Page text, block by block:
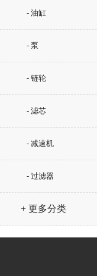
- 油缸
- 泵
- 链轮
- 滤芯
- 减速机
- 过滤器
+ 更多分类